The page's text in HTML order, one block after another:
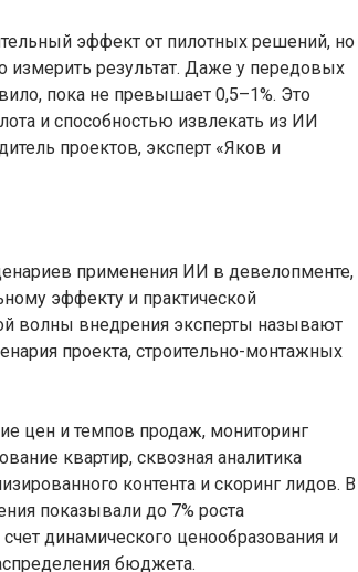
эффект от пилотных решений, но
измерить результат. Даже у передовых
пока не превышает 0,5–1%. Это
и способностью извлекать из ИИ
проектов, эксперт «Яков и
применения ИИ в девелопменте,
эффекту и практической
волны внедрения эксперты называют
проекта, строительно-монтажных
цен и темпов продаж, мониторинг
квартир, сквозная аналитика
контента и скоринг лидов. В
показывали до 7% роста
динамического ценообразования и
бюджета.